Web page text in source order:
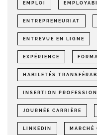
EMPLOI
ENTREPRENEURIAT
ENTREVUE EN LIGNE
EXPÉRIENCE
HABILETÉS
INSERTION
JOURNÉE CARRIÈRE
LINKEDIN MARCHÉ